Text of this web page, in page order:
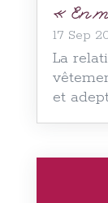
« En
17 Sep
La
et